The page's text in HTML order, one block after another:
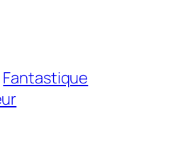
Fantastique